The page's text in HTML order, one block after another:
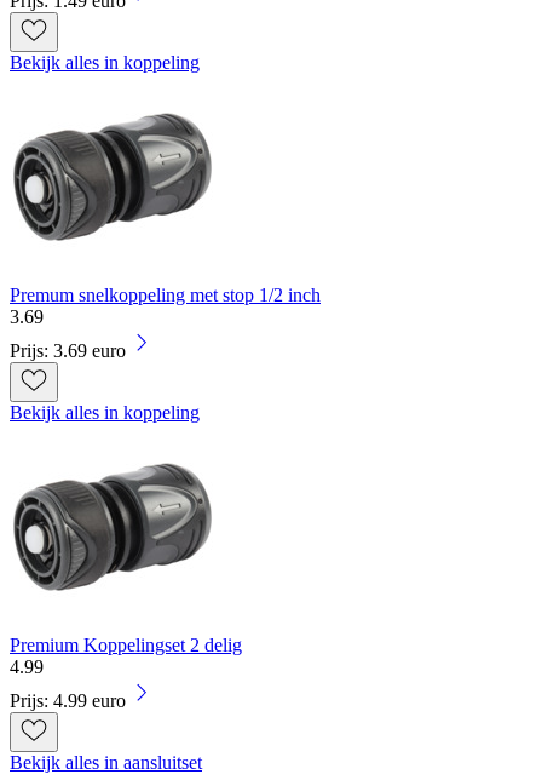
Bekijk alles in koppeling
Premum snelkoppeling met stop 1/2 inch
3.69
Prijs: 3.69 euro
Bekijk alles in koppeling
Premium Koppelingset 2 delig
4.99
Prijs: 4.99 euro
Bekijk alles in aansluitset